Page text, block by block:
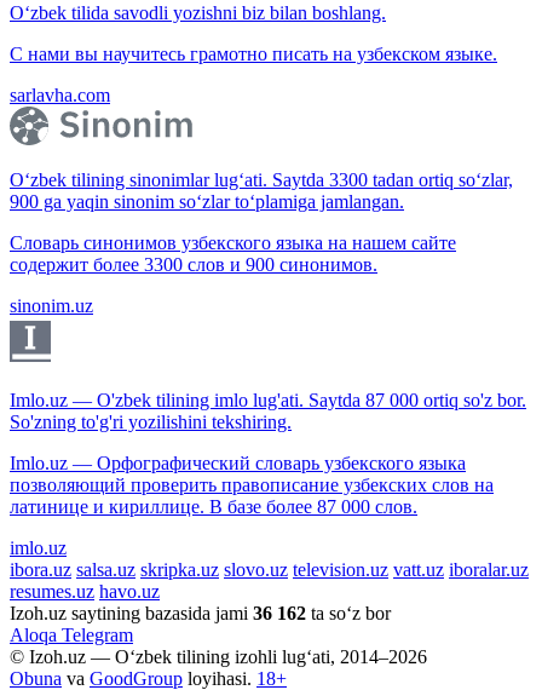
O‘zbek tilida savodli yozishni biz bilan boshlang.
С нами вы научитесь грамотно писать на узбекском языке.
sarlavha.com
O‘zbek tilining sinonimlar lug‘ati. Saytda 3300 tadan ortiq so‘zlar,
900 ga yaqin sinonim so‘zlar to‘plamiga jamlangan.
Словарь синонимов узбекского языка на нашем сайте
содержит более 3300 слов и 900 синонимов.
sinonim.uz
Imlo.uz — O'zbek tilining imlo lug'ati. Saytda 87 000 ortiq so'z bor.
So'zning to'g'ri yozilishini tekshiring.
Imlo.uz — Орфографический словарь узбекского языка
позволяющий проверить правописание узбекских слов на
латинице и кириллице. В базе более 87 000 слов.
imlo.uz
ibora.uz salsa.uz skripka.uz slovo.uz television.uz vatt.uz iboralar.uz
resumes.uz havo.uz
Izoh.uz saytining bazasida jami 36 162 ta so‘z bor
Aloqa Telegram
© Izoh.uz — O‘zbek tilining izohli lug‘ati, 2014–2026
Obuna va GoodGroup loyihasi. 18+